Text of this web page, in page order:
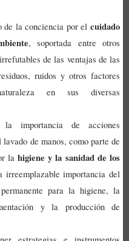
de la conciencia por el cuidado
, soportada entre otros
de las ventajas de las
ruidos y otros factores
en sus diversas
la importancia de acciones
de manos, como parte de
la higiene y la sanidad de los
irreemplazable importancia del
para la higiene, la
y la producción de